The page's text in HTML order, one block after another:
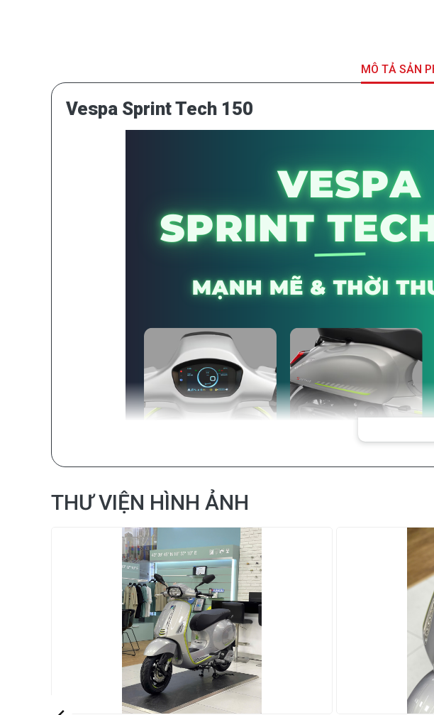
MÔ TẢ SẢN
Vespa Sprint Tech 150
Vespa Sprint Tech 150đã chính thức ra mắt tại thị trường Việt Nam với
mới này vẫn giữ được nét thể thao, đồng thời còn được cải thiện hơn về
THƯ VIỆN HÌNH ẢNH